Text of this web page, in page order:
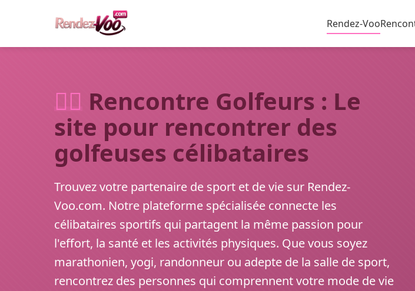
Rendez-Voo
🏃‍♂️ Rencontre Golfeurs : Le
site pour rencontrer des
golfeuses célibataires
Trouvez votre partenaire de sport et de vie sur Rendez-
Voo.com. Notre plateforme spécialisée connecte les
célibataires sportifs qui partagent la même passion pour
l'effort, la santé et les activités physiques. Que vous soyez
marathonien, yogi, randonneur ou adepte de la salle de sport,
rencontrez des personnes qui comprennent votre mode de vie